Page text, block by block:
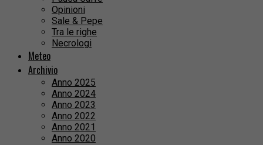
Opinioni
Sale & Pepe
Tra le righe
Necrologi
Meteo
Archivio
Anno 2025
Anno 2024
Anno 2023
Anno 2022
Anno 2021
Anno 2020